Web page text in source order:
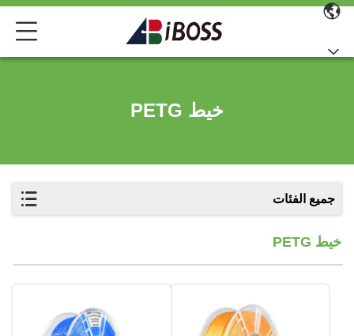
خيط PETG
جميع الفئات
خيط PETG